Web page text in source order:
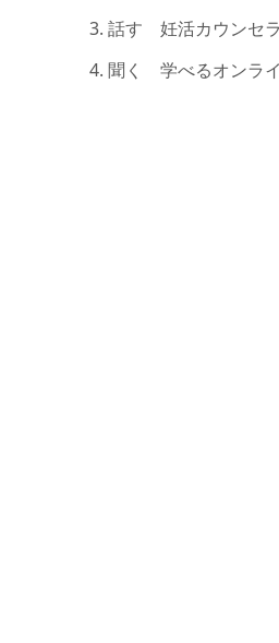
話す 妊活カウンセラ
聞く 学べるオンラ